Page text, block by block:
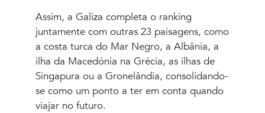
Assim, a Galiza completa o ranking
juntamente com outras 23 paisagens, como
a costa turca do Mar Negro, a Albânia, a
ilha da Macedónia na Grécia, as ilhas de
Singapura ou a Gronelândia, consolidando-
se como um ponto a ter em conta quando
viajar no futuro.